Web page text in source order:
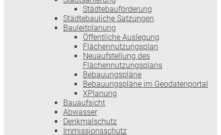
Städtebauförderung
Städtebauliche Satzungen
Bauleitplanung
Öffentliche Auslegung
Flächennutzungsplan
Neuaufstellung des
Flächennutzungsplans
Bebauungspläne
Bebauungspläne im Geodatenportal
XPlanung
Bauaufsicht
Abwasser
Denkmalschutz
Immissionsschutz